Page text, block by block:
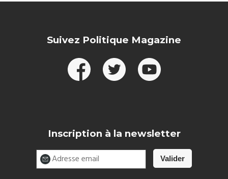
Suivez Politique Magazine
Inscription à la newsletter